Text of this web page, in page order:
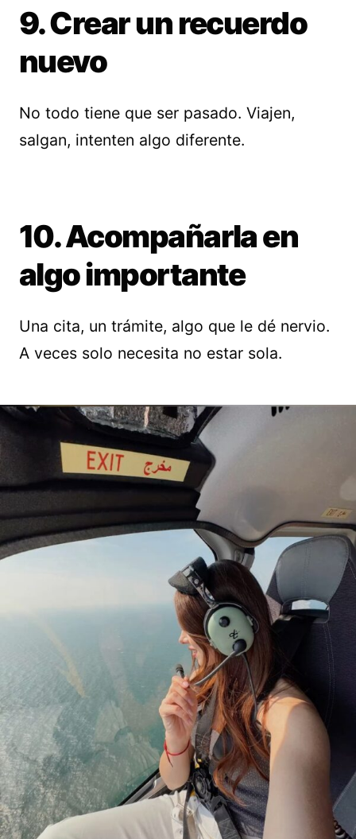
9. Crear un recuerdo
nuevo
No todo tiene que ser pasado. Viajen,
salgan, intenten algo diferente.
10. Acompañarla en
algo importante
Una cita, un trámite, algo que le dé nervio.
A veces solo necesita no estar sola.